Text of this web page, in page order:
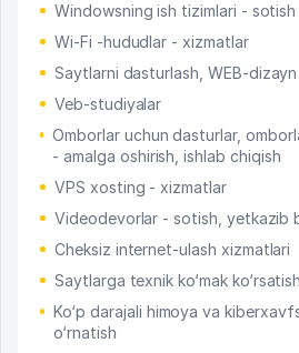
Windowsning ish tizimlari - sotish
Wi-Fi -hududlar - xizmatlar
Saytlarni dasturlash, WEB-dizayn
Veb-studiyalar
Omborlar uchun dasturlar,
- amalga oshirish, ishlab chiqish
VPS xosting - xizmatlar
Videodevorlar - sotish, yetkazib
Cheksiz internet-ulash xizmatlari
Saytlarga texnik ko‘mak
Ko‘p darajali himoya va
o‘rnatish